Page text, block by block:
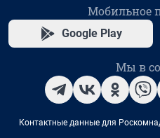
Мобильное
Google Play
Мы в
Контактные данные для